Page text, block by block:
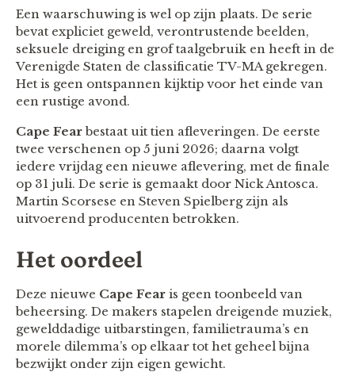
Een waarschuwing is wel op zijn plaats. De serie
bevat expliciet geweld, verontrustende beelden,
seksuele dreiging en grof taalgebruik en heeft in de
Verenigde Staten de classificatie TV-MA gekregen.
Het is geen ontspannen kijktip voor het einde van
een rustige avond.
Cape Fearbestaat uit tien afleveringen. De eerste
twee verschenen op 5 juni 2026; daarna volgt
iedere vrijdag een nieuwe aflevering, met de finale
op 31 juli. De serie is gemaakt door Nick Antosca.
Martin Scorsese en Steven Spielberg zijn als
uitvoerend producenten betrokken.
Het oordeel
Deze nieuwe Cape Fear is geen toonbeeld van
beheersing. De makers stapelen dreigende muziek,
gewelddadige uitbarstingen, familietrauma’s en
morele dilemma’s op elkaar tot het geheel bijna
bezwijkt onder zijn eigen gewicht.